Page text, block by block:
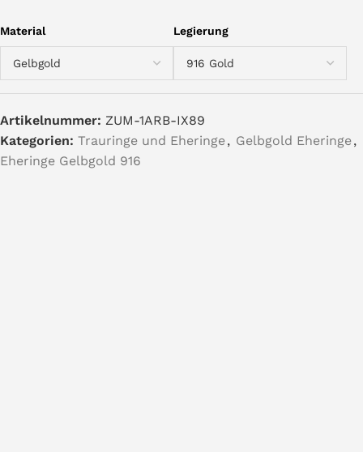
Material Legierung
Artikelnummer: ZUM-1ARB-IX89
Kategorien: Trauringe und Eheringe, Gelbgold Eheringe,
Eheringe Gelbgold 916